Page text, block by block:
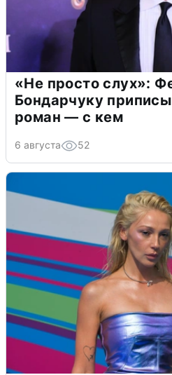
«Не просто слух»:
Бондарчуку
роман — с кем
6 августа 52